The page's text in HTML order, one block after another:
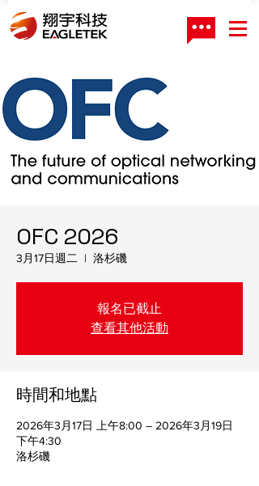
OFC 2026
3月17日週二
  |
洛杉磯
報名已截止
查看其他活動
時間和地點
2026年3月17日 上午8:00 – 2026年3月19日
下午4:30
洛杉磯